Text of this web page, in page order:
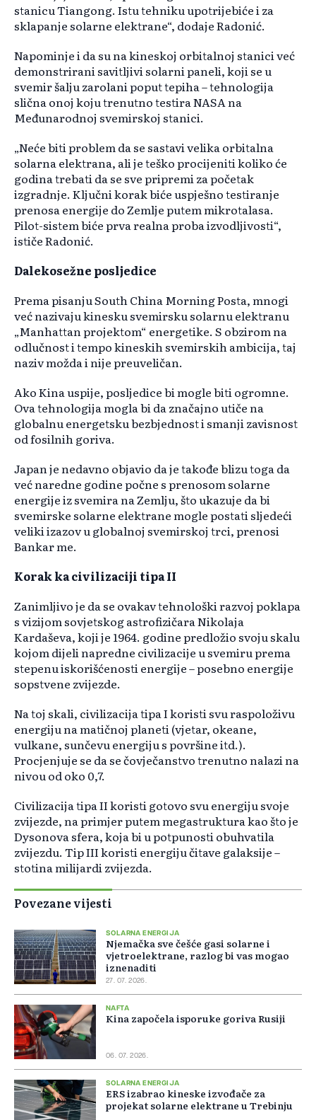
stanicu Tiangong. Istu tehniku upotrijebiće i za
sklapanje solarne elektrane“, dodaje Radonić.
Napominje i da su na kineskoj orbitalnoj stanici već
demonstrirani savitljivi solarni paneli, koji se u
svemir šalju zarolani poput tepiha – tehnologija
slična onoj koju trenutno testira NASA na
Međunarodnoj svemirskoj stanici.
„Neće biti problem da se sastavi velika orbitalna
solarna elektrana, ali je teško procijeniti koliko će
godina trebati da se sve pripremi za početak
izgradnje. Ključni korak biće uspješno testiranje
prenosa energije do Zemlje putem mikrotalasa.
Pilot-sistem biće prva realna proba izvodljivosti“,
ističe Radonić.
Dalekosežne posljedice
Prema pisanju South China Morning Posta, mnogi
već nazivaju kinesku svemirsku solarnu elektranu
„Manhattan projektom“ energetike. S obzirom na
odlučnost i tempo kineskih svemirskih ambicija, taj
naziv možda i nije preuveličan.
Ako Kina uspije, posljedice bi mogle biti ogromne.
Ova tehnologija mogla bi da značajno utiče na
globalnu energetsku bezbjednost i smanji zavisnost
od fosilnih goriva.
Japan je nedavno objavio da je takođe blizu toga da
već naredne godine počne s prenosom solarne
energije iz svemira na Zemlju, što ukazuje da bi
svemirske solarne elektrane mogle postati sljedeći
veliki izazov u globalnoj svemirskoj trci, prenosi
Bankar me.
Korak ka civilizaciji tipa II
Zanimljivo je da se ovakav tehnološki razvoj poklapa
s vizijom sovjetskog astrofizičara Nikolaja
Kardaševa, koji je 1964. godine predložio svoju skalu
kojom dijeli napredne civilizacije u svemiru prema
stepenu iskorišćenosti energije – posebno energije
sopstvene zvijezde.
Na toj skali, civilizacija tipa I koristi svu raspoloživu
energiju na matičnoj planeti (vjetar, okeane,
vulkane, sunčevu energiju s površine itd.).
Procjenjuje se da se čovječanstvo trenutno nalazi na
nivou od oko 0,7.
Civilizacija tipa II koristi gotovo svu energiju svoje
zvijezde, na primjer putem megastruktura kao što je
Dysonova sfera, koja bi u potpunosti obuhvatila
zvijezdu. Tip III koristi energiju čitave galaksije –
stotina milijardi zvijezda.
Povezane vijesti
SOLARNA ENERGIJA
Njemačka sve češće gasi solarne i
vjetroelektrane, razlog bi vas mogao
iznenaditi
27. 07. 2026.
NAFTA
Kina započela isporuke goriva Rusiji
06. 07. 2026.
SOLARNA ENERGIJA
ERS izabrao kineske izvođače za
projekat solarne elektrane u Trebinju